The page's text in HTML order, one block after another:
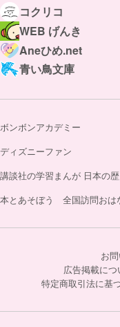
コクリコ
WEB げんき
Aneひめ.net
青い鳥文庫
ボンボンアカデミー
ディズニーファン
講談社の学習まんが 日本の
本とあそぼう 全国訪問おは
お
広告掲載につ
特定商取引法に基